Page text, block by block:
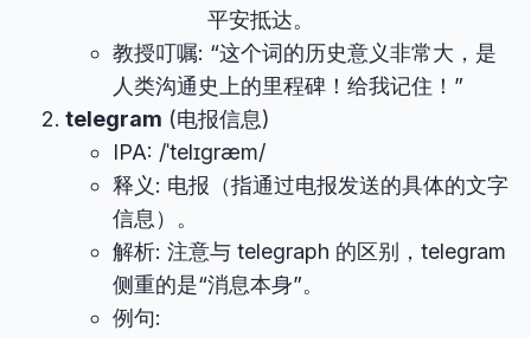
平安抵达。
教授叮嘱: “这个词的历史意义非常大，是
人类沟通史上的里程碑！给我记住！”
telegram (电报信息)
IPA: /ˈtelɪɡræm/
释义: 电报（指通过电报发送的具体的文字
信息）。
解析: 注意与 telegraph 的区别，telegram
侧重的是“消息本身”。
例句: